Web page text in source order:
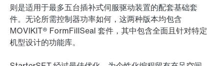
则是适用于最多五台插补式伺服驱动装置的配套基础套
件。无论所需控制器功率如何，这两种版本均包含
MOVIKIT® FormFillSeal 套件，其中包含全面且针对特定
机型设计的功能库。